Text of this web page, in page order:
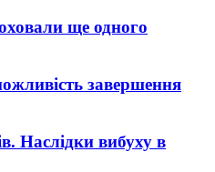
ще одного
завершення
Наслідки вибуху в